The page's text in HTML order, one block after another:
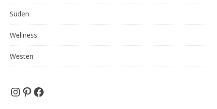
Süden
Wellness
Westen
Instagram
Pinterest
Facebook